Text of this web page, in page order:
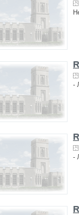
-
-